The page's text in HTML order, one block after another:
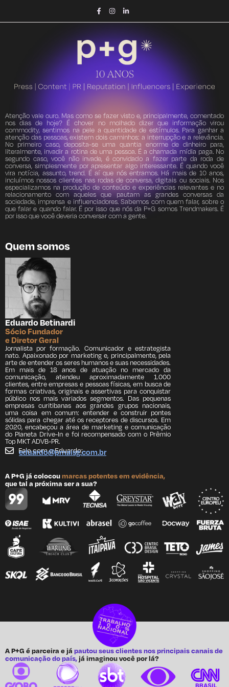
Atenção vale ouro. Mas como se fazer visto e, principalmente, comentado
nos dias de hoje? É chover no molhado dizer que informação virou
commodity, sentimos na pele a quantidade de estímulos. Para ganhar a
atenção das pessoas, existem dois caminhos: a interrupção e a relevância.
No primeiro caso, deposita-se uma quantia enorme de dinheiro para,
literalmente, invadir a rotina de uma pessoa. É a chamada mídia paga. No
segundo caso, você não invade, é convidado a fazer parte da roda de
conversa, simplesmente por apresentar algo interessante. É quando você
vira notícia, assunto, trend. É aí que nós entramos. Há mais de 10 anos,
incluímos nossos clientes nas rodas de conversa, digitais ou sociais. Nos
especializamos na produção de conteúdo e experiências relevantes e no
relacionamento com aqueles que pautam as grandes conversas da
sociedade, imprensa e influenciadores. Sabemos com quem falar, sobre o
que falar e quando falar. É por isso que nós da P+G somos Trendmakers. É
por isso que você deveria conversar com a gente.
Quem somos
Eduardo Betinardi
Sócio Fundador
e Diretor Geral
Jornalista por formação. Comunicador e estrategista
nato. Apaixonado por marketing e, principalmente, pela
arte de entender os seres humanos e suas necessidades.
Em mais de 18 anos de atuação no mercado da
comunicação, atendeu aproximadamente 1.000
clientes, entre empresas e pessoas físicas, em busca de
formas criativas, originais e assertivas para conquistar
público nos mais variados segmentos. Das pequenas
empresas curitibanas aos grandes grupos nacionais,
uma coisa em comum: entender e construir pontes
sólidas para chegar até os receptores de discursos. Em
2020, encabeçou a área de marketing e comunicação
do Planeta Drive-In e foi recompensado com o Prêmio
Top MKT ADVB-PR.
Fale com o Eduardo:
eduardo@pmaisg.com.br
A P+G já colocoumarcas potentes em evidência,
que tal a próxima ser a sua?
A P+G é parceira e já pautou seus clientes nos principais canais de
comunicação do país,já imaginou você por lá?